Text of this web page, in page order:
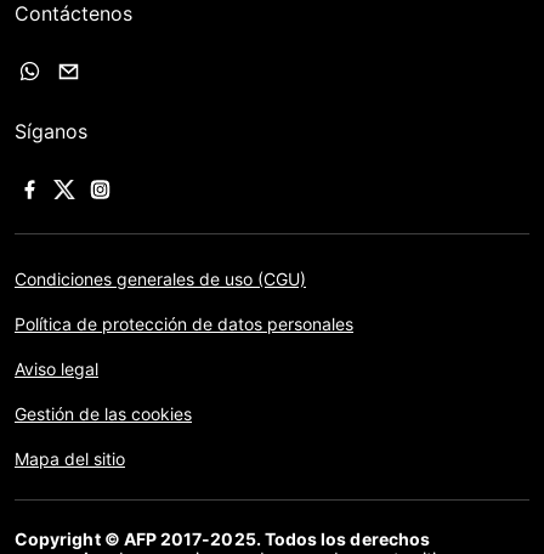
Contáctenos
Síganos
Condiciones generales de uso (CGU)
Política de protección de datos personales
Aviso legal
Gestión de las cookies
Mapa del sitio
Copyright © AFP 2017-2025. Todos los derechos